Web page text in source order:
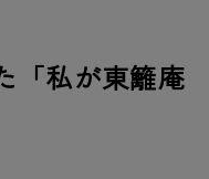
「私が東籬庵